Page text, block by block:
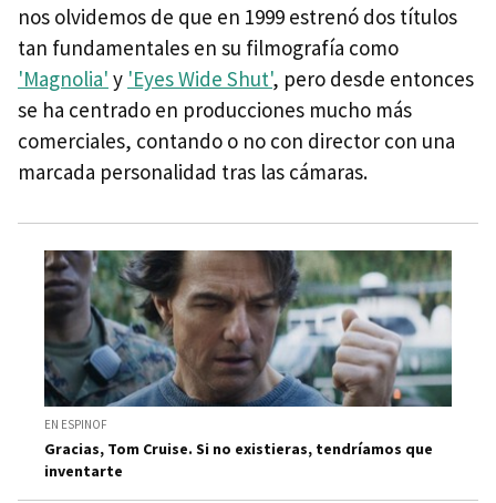
nos olvidemos de que en 1999 estrenó dos títulos
tan fundamentales en su filmografía como
'Magnolia' y 'Eyes Wide Shut', pero desde entonces
se ha centrado en producciones mucho más
comerciales, contando o no con director con una
marcada personalidad tras las cámaras.
EN ESPINOF
Gracias, Tom Cruise. Si no existieras, tendríamos que
inventarte